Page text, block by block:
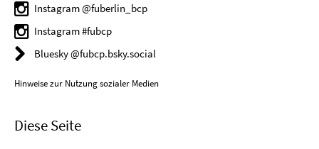
Instagram @fuberlin_bcp
Instagram #fubcp
Bluesky @fubcp.bsky.social
Hinweise zur Nutzung sozialer Medien
Diese Seite